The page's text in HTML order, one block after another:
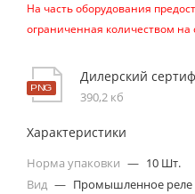
На часть оборудования
ограниченная количеством на
Дилерский
390,2 кб
Характеристики
Норма упаковки — 10 Шт.
Вид — Промышленное реле